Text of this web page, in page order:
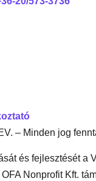
– Minden jog
és fejlesztését a
Nonprofit Kft.